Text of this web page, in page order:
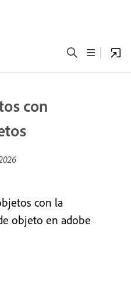
con
con la
objeto en adobe